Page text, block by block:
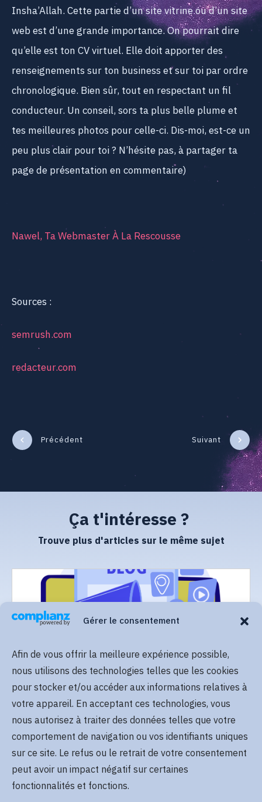
Gérer le consentement
Afin de vous offrir la meilleure expérience possible,
nous utilisons des technologies telles que les cookies
pour stocker et/ou accéder aux informations relatives à
votre appareil. En acceptant ces technologies, vous
nous autorisez à traiter des données telles que votre
comportement de navigation ou vos identifiants uniques
sur ce site. Le refus ou le retrait de votre consentement
peut avoir un impact négatif sur certaines
fonctionnalités et fonctions.
Insha’Allah. Cette partie d’un site vitrine ou d’un site
web est d’une grande importance. On pourrait dire
qu’elle est ton CV virtuel. Elle doit apporter des
renseignements sur ton business et sur toi par ordre
chronologique. Bien sûr, tout en respectant un fil
conducteur. Un conseil, sors ta plus belle plume et
tes meilleures photos pour celle-ci. Dis-moi, est-ce un
peu plus clair pour toi ? N’hésite pas, à partager ta
page de présentation en commentaire)
Nawel, Ta Webmaster À La Rescousse
Sources :
semrush.com
redacteur.com
Précédent Suivant
Ça t'intéresse ?
Trouve plus d'articles sur le même sujet
Lire plus
Lire plus